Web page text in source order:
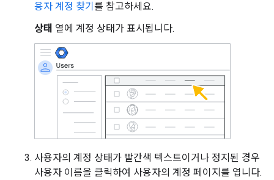
용자 계정 찾기 를 참고하세요.
상태 열에 계정 상태가 표시됩니다.
사용자의 계정 상태가 빨간색 텍스트이거나 정지된 경우
사용자 이름을 클릭하여 사용자의 계정 페이지를 엽니다.